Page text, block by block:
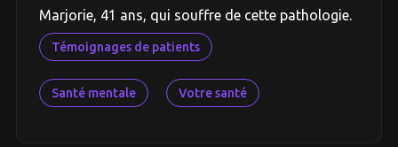
Marjorie, 41 ans, qui souffre de cette pathologie.
Témoignages de patients
Santé mentale Votre santé